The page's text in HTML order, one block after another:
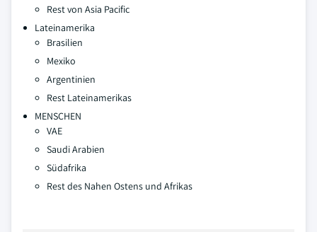
Rest von Asia Pacific
Lateinamerika
Brasilien
Mexiko
Argentinien
Rest Lateinamerikas
MENSCHEN
VAE
Saudi Arabien
Südafrika
Rest des Nahen Ostens und Afrikas